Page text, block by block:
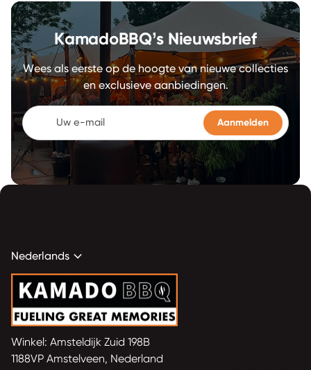
KamadoBBQ’s Nieuwsbrief
Wees als eerste op de hoogte van nieuwe collecties
en exclusieve aanbiedingen.
Uw e-mail
Nederlands expand_more
Home
Winkel: Amsteldijk Zuid 198B
1188VP Amstelveen, Nederland